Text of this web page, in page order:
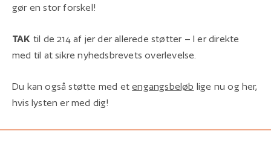
gør en stor forskel!
TAK til de 214 af jer der allerede støtter – I er direkte
med til at sikre nyhedsbrevets overlevelse.
Du kan også støtte med etengangsbeløb lige nu og her,
hvis lysten er med dig!